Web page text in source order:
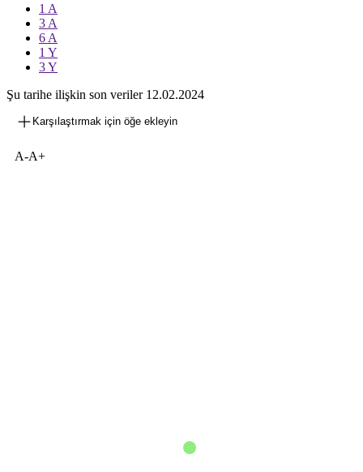
1 A
3 A
6 A
1 Y
3 Y
Şu tarihe ilişkin son veriler 12.02.2024
Karşılaştırmak için öğe ekleyin